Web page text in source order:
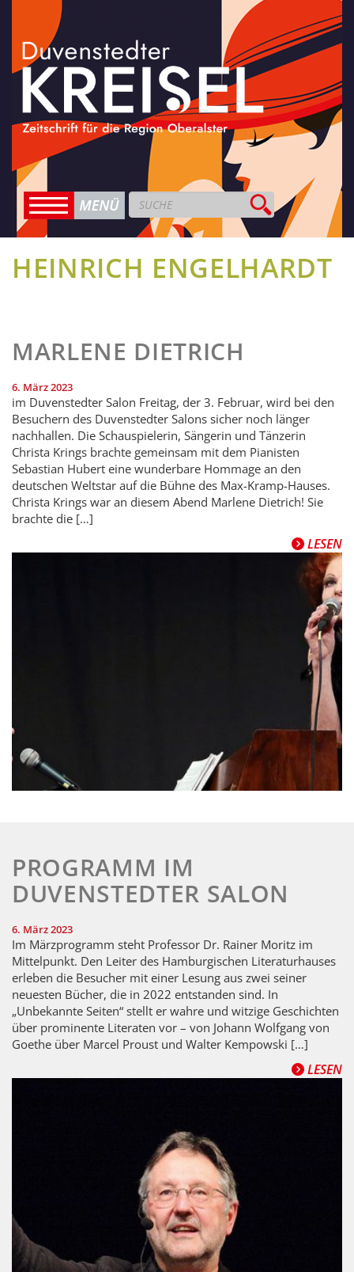
HEINRICH ENGELHARDT
MARLENE DIETRICH
6. März 2023
im Duvenstedter Salon Freitag, der 3. Februar, wird bei den
Besuchern des Duvenstedter Salons sicher noch länger
nachhallen. Die Schauspielerin, Sängerin und Tänzerin
Christa Krings brachte gemeinsam mit dem Pianisten
Sebastian Hubert eine wunderbare Hommage an den
deutschen Weltstar auf die Bühne des Max-Kramp-Hauses.
Christa Krings war an diesem Abend Marlene Dietrich! Sie
brachte die […]
LESEN
PROGRAMM IM
DUVENSTEDTER SALON
6. März 2023
Im Märzprogramm steht Professor Dr. Rainer Moritz im
Mittelpunkt. Den Leiter des Hamburgischen Literaturhauses
erleben die Besucher mit einer Lesung aus zwei seiner
neuesten Bücher, die in 2022 entstanden sind. In
„Unbekannte Seiten“ stellt er wahre und witzige Geschichten
über prominente Literaten vor – von Johann Wolfgang von
Goethe über Marcel Proust und Walter Kempowski […]
LESEN